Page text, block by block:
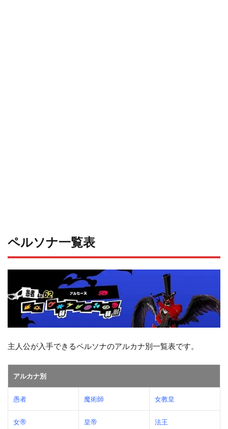
ペルソナ一覧表
主人公が入手できるペルソナのアルカナ別一覧表です。
アルカナ別
愚者 魔術師 女教皇
女帝 皇帝 法王